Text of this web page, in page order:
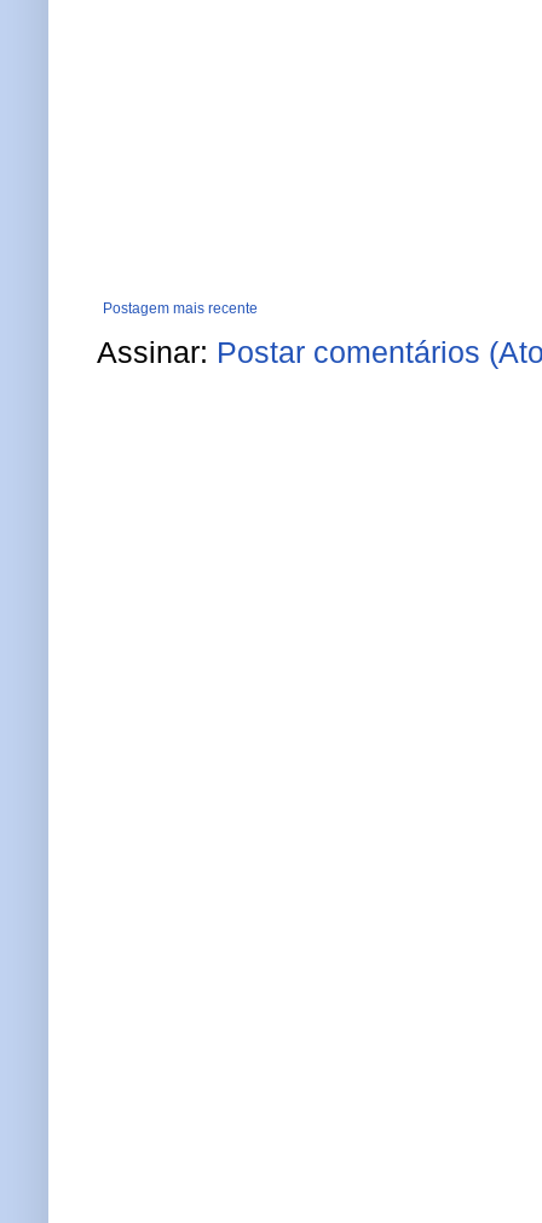
Postagem mais recente
Assinar: Postar comentários